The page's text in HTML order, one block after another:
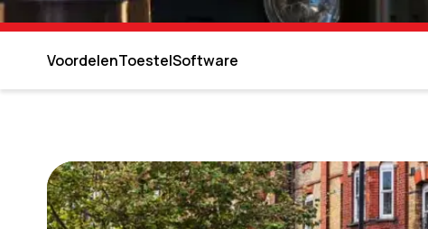
VoordelenToestelSoftware